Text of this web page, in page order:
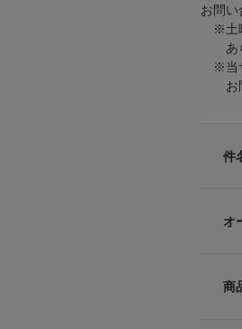
お問い
※土
あら
※当
お問
件
オ
商